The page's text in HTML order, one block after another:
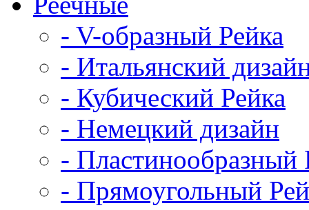
- V-образный Рейка
- Итальянский
- Кубический Рейка
- Немецкий дизайн
- Пластинообразный
- Прямоугольный